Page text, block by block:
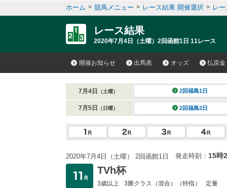
ホーム > 競馬メニュー > レース結果 開催選択 > レ
レース結果
2020年7月4日（土曜）2回函館1日 11レース
開催お知らせ 出馬表 オッズ 払戻金
7月4日 （土曜） 2回福島1日
7月5日 （日曜） 2回福島2日
2020年7月4日（土曜） 2回函館1日 発走時刻： 15時
TVh杯
3歳以上 3勝クラス （混合）（特指） 定量